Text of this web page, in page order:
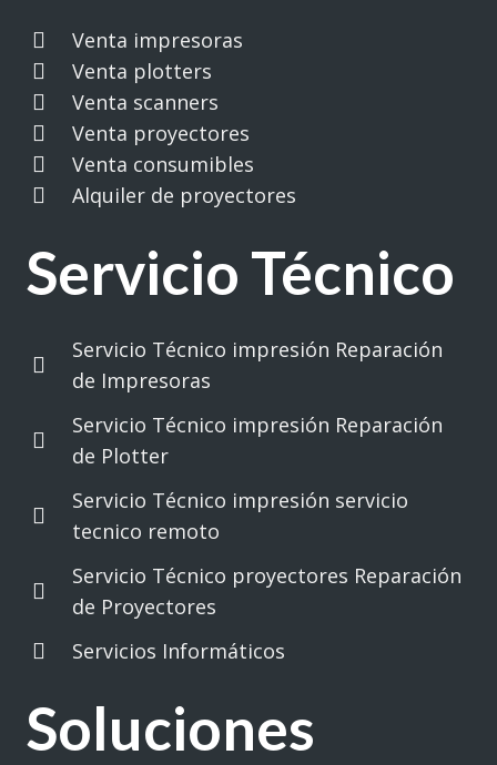
Venta impresoras
Venta plotters
Venta scanners
Venta proyectores
Venta consumibles
Alquiler de proyectores
Servicio Técnico
Servicio Técnico impresión Reparación
de Impresoras
Servicio Técnico impresión Reparación
de Plotter
Servicio Técnico impresión servicio
tecnico remoto
Servicio Técnico proyectores Reparación
de Proyectores
Servicios Informáticos
Soluciones